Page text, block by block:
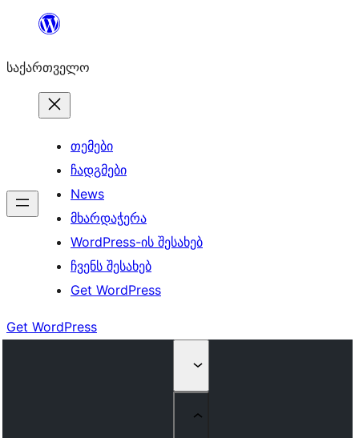
შიგთავსზე
საქართველო
თემები
ჩადგმები
News
მხარდაჭერა
WordPress-ის შესახებ
ჩვენს შესახებ
Get WordPress
Get WordPress